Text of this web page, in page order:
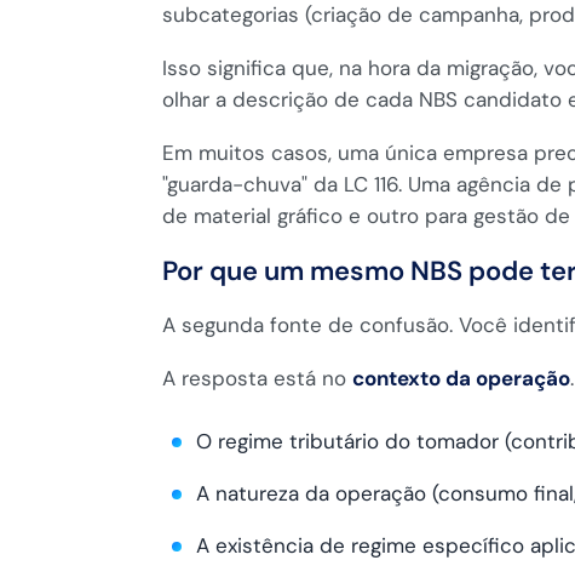
subcategorias (criação de campanha,
Isso significa que, na hora da migração,
olhar a descrição de cada NBS
Em muitos casos, uma única empresa
"guarda-chuva" da LC 116. Uma agência
de material gráfico e outro para gestão de
Por que um mesmo NBS pode
A segunda fonte de confusão. Você
A resposta está no contexto da operação
O regime tributário do tomador
A natureza da operação (consumo
A existência de regime específico